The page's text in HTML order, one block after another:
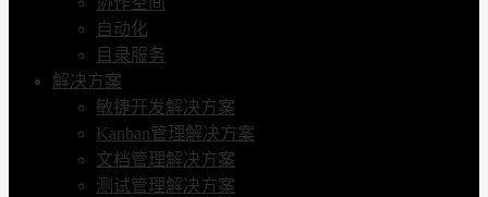
自动化
目录服务
解决方案
敏捷开发解决方案
Kanban管理解决方案
文档管理解决方案
测试管理解决方案